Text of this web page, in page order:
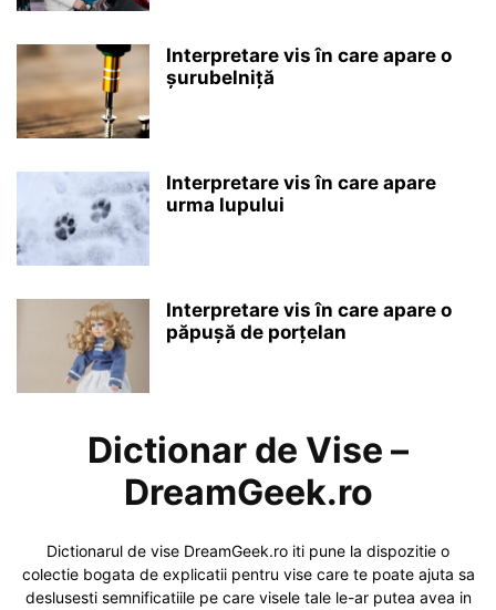
Interpretare vis în care apare o
șurubelniță
Interpretare vis în care apare
urma lupului
Interpretare vis în care apare o
păpușă de porțelan
Dictionar de Vise –
DreamGeek.ro
Dictionarul de vise DreamGeek.ro iti pune la dispozitie o
colectie bogata de explicatii pentru vise care te poate ajuta sa
deslusesti semnificatiile pe care visele tale le-ar putea avea in